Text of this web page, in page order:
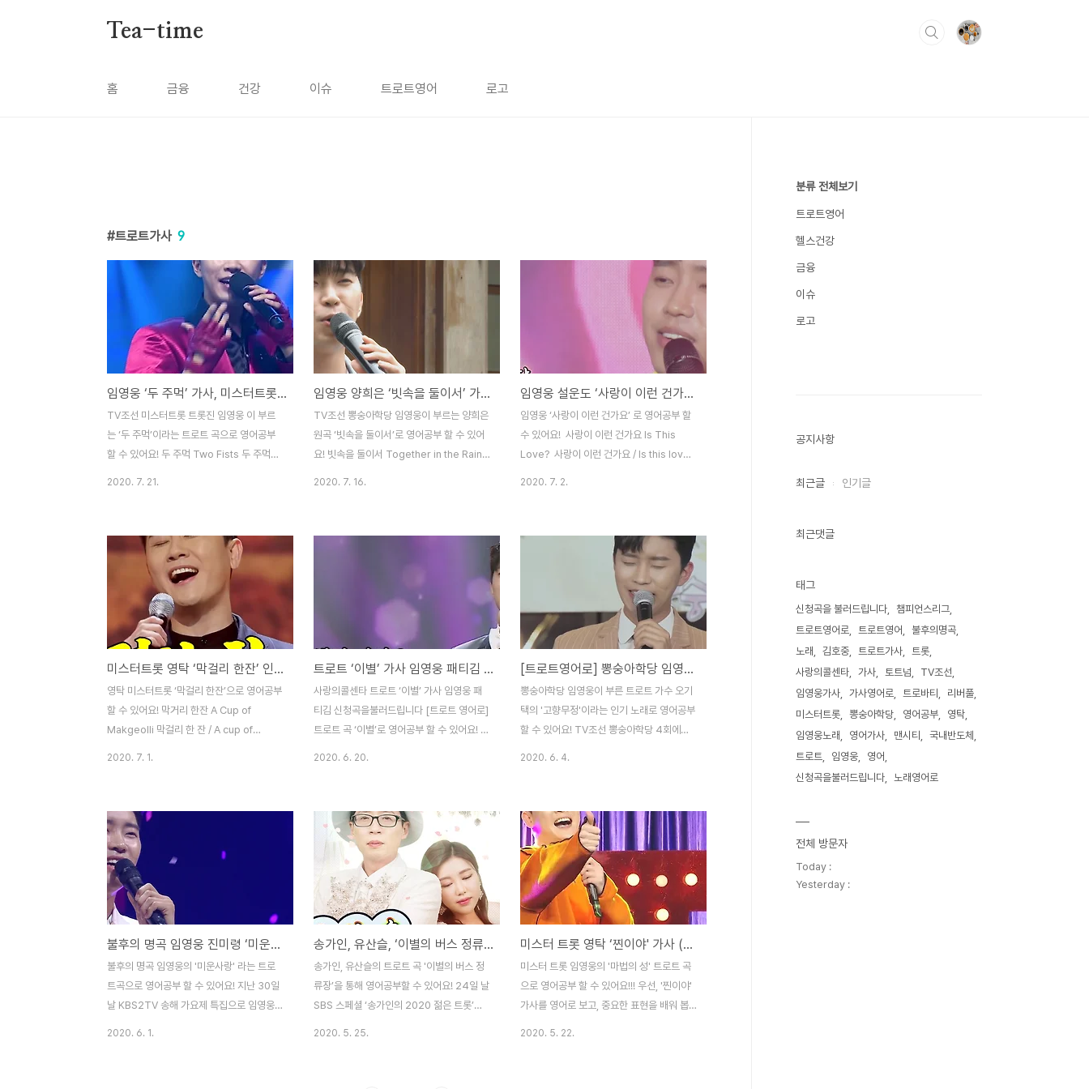
Tea-time
홈 금융 건강 이슈 트로트영어 로고
트로트가사 9
임영웅 ‘두 주먹’ 가사, 미스터트롯 임히어로 [트로트 영어로]
TV조선 미스터트롯 트롯진 임영웅 이 부르
는 ‘두 주먹’이라는 트로트 곡으로 영어공부
할 수 있어요! 두 주먹 Two Fists 두 주먹을
your two hands to grasp 나에게 당신은
숨을 쉬는 공기야 / To me, you are the
air I breathe 내가 매일 마시는 소중한 물이
야 / You are the precious water I
drink every day 내 가슴에 집을 짓고 사는
당신 / You, who built a home in..
2020. 7. 21.
임영웅 양희은 ‘빗속을 둘이서’ 가사, 뽕숭아 학당, 마음을 데우는 (임영)웅난로 [트로트 영어로]
TV조선 뽕숭아학당 임영웅이 부르는 양희은
원곡 ‘빗속을 둘이서’로 영어공부 할 수 있어
요! 빗속을 둘이서 Together in the Rain
heart 오고 가는 눈빛으로 / With a
me know 이 빗속을 걸어 갈까요 / Shall
we walk in..
2020. 7. 16.
임영웅 설운도 ‘사랑이 이런 건가요’ 가사 뽕숭아학당 [트로트 영어로]
임영웅 ‘사랑이 이런 건가요’ 로 영어공부 할
수 있어요! ​ 사랑이 이런 건가요 Is This
Love? ​ 사랑이 이런 건가요 / Is this love?
그대를 만나게 됐는지 / Meet someone
so amazing as you 아무리 생각해도 난 /
No matter how much I think about it
행운의 남자인가 봐 / I am such a lucky
man 난 이제 하루하루가 / Now my
everyday 그대 있어 너무 행복해 / Is so
happy..
2020. 7. 2.
미스터트롯 영탁 ‘막걸리 한잔’ 인기곡 가사 원곡 강진 [트로트 영어로]
영탁 미스터트롯 ‘막걸리 한잔’으로 영어공부
할 수 있어요! 막거리 한잔 A Cup of
Makgeolli 막걸리 한 잔 / A cup of
가 빠졌다며 덩실 더덩실 / Dancing,
dancing in relief 춤을 추던 우리 아버지 /
Father was dancing 아버지 우리 아들 많
이 컸지요 / Father, my son has grown a
lot 인물은 그래도 내가 낫지요 / Still, I am
better looking 고사리 손으로 / With his
skinn..
2020. 7. 1.
트로트 ‘이별’ 가사 임영웅 패티김 사랑의 콜센타 [트로트 영어로]
사랑의콜센타 트로트 ‘이별’ 가사 임영웅 패
티김 신청곡을불러드립니다 [트로트 영어로]
트로트 곡 ‘이별’로 영어공부 할 수 있어요! 사
of you 냉정한 사람이지만 / Though I’m a
cold-hearted person 그렇게 사랑했던
기억을 The memories of such love 잊
을 수는 없을 거야 / I won’t be able to
forget 때로는 보고 파 지겠지 /
Somedays I’ll miss you 둥근 달을 쳐다
보면은 / When I look at the full moon
그..
2020. 6. 20.
[트로트영어로] 뽕숭아학당 임영웅 오기택 ‘고향무정’ 가사 미스터트롯
뽕숭아학당 임영웅이 부른 트로트 가수 오기
택의 '고향무정'이라는 인기 노래로 영어공부
할 수 있어요! TV조선 뽕숭아학당 4회에서
고향무정 [Lost hometown] 구름도 울고
넘는 / Where even the clouds
overflow, 울고 넘는 저 산 아래 / Beneath
the mountain 그 옛날 내가 살던 / That’s
where I used to live 고향이 있었건만 /
My hometown 지금은 어느 누가 / Now,
who 살고 있는지 / Is living there 지금은
어느 누가 / Now, ..
2020. 6. 4.
불후의 명곡 임영웅 진미령 ‘미운사랑' 가사 (송해 가요제) 트로트 가사 영어로
불후의 명곡 임영웅의 '미운사랑' 라는 트로
트곡으로 영어공부 할 수 있어요! 지난 30일
날 KBS2TV 송해 가요제 특집으로 임영웅이
2020. 6. 1.
송가인, 유산슬, ‘이별의 버스 정류장’ 가사, 송가인의 2020 젊은 트롯 (트로트 영어로)
송가인, 유산슬의 트로트 곡 '이별의 버스 정
류장’을 통해 영어공부할 수 있어요! 24일 날
SBS 스페셜 ‘송가인의 2020 젊은 트롯’을
2020. 5. 25.
미스터 트롯 영탁 ‘찐이야' 가사 (트로트 영어로)
미스터 트롯 임영웅의 '마법의 성' 트로트 곡
으로 영어공부 할 수 있어요!!! 우선, '찐이야'
가사를 영어로 보고, 중요한 표현을 배워 봅
2020. 5. 22.
분류 전체보기
트로트영어
헬스건강
금융
이슈
로고
공지사항
최근글 인기글
최근댓글
태그
신청곡을 불러드립니다
챔피언스리그
트로트영어로
트로트영어
불후의명곡
노래
김호중 트로트가사
트롯
사랑의콜센타
가사 토트넘
TV조선
임영웅가사
가사영어로 트로바티
리버풀
미스터트롯
뽕숭아학당 영어공부
영탁
임영웅노래
영어가사 맨시티
국내반도체
트로트
임영웅
영어
신청곡을불러드립니다
노래영어로
전체 방문자
Today :
Yesterday :